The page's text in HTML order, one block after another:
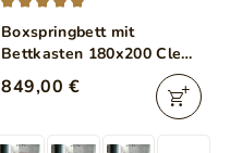
Boxspringbett mit
Bettkasten 180x200 Cleo
Beige
849,00 €